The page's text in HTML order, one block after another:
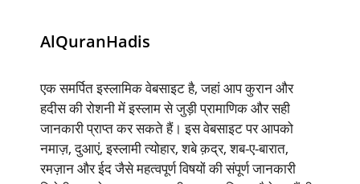
AlQuranHadis
एक समर्पित इस्लामिक वेबसाइट है, जहां आप कुरान और
हदीस की रोशनी में इस्लाम से जुड़ी प्रामाणिक और सही
जानकारी प्राप्त कर सकते हैं। इस वेबसाइट पर आपको
नमाज़, दुआएं, इस्लामी त्योहार, शबे क़द्र, शब-ए-बारात,
रमज़ान और ईद जैसे महत्वपूर्ण विषयों की संपूर्ण जानकारी